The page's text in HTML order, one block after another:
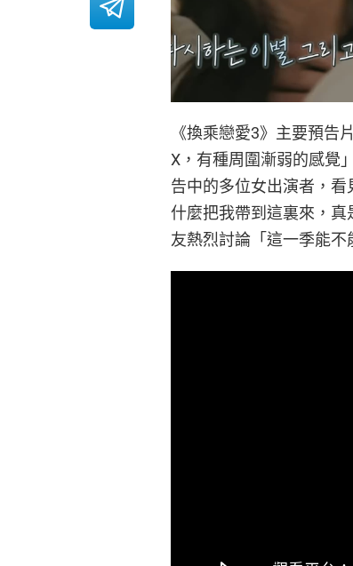
《換乘戀愛3》主要預告
X，有種周圍漸弱的感覺
告中的多位女出演者，
什麼把我帶到這裏來，
友熱烈討論「這一季能不